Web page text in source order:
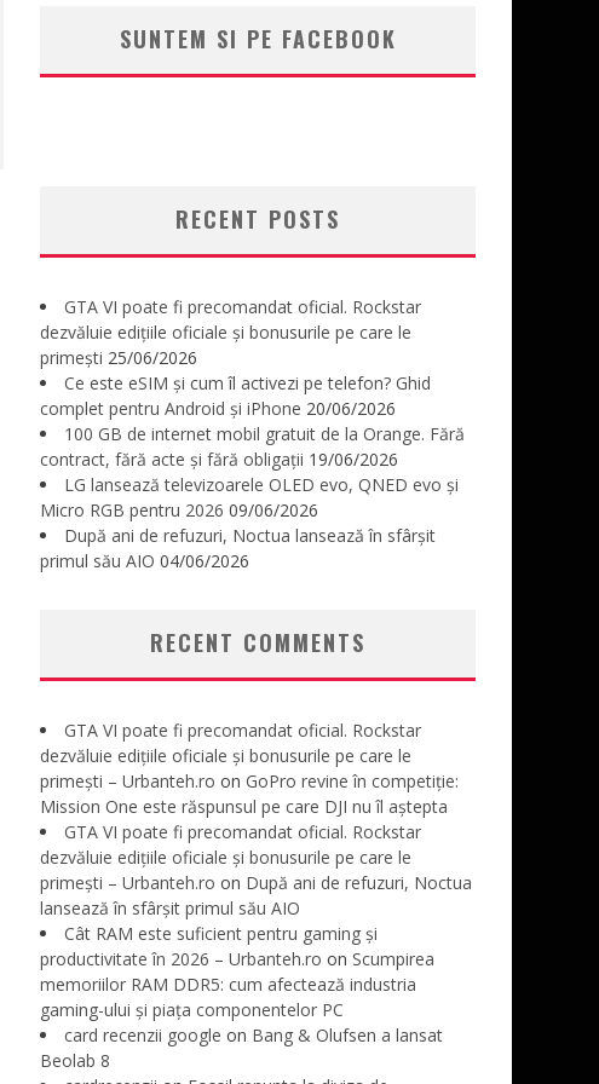
SUNTEM SI PE FACEBOOK
RECENT POSTS
GTA VI poate fi precomandat oficial. Rockstar
dezvăluie edițiile oficiale și bonusurile pe care le
primești 25/06/2026
Ce este eSIM și cum îl activezi pe telefon? Ghid
complet pentru Android și iPhone 20/06/2026
100 GB de internet mobil gratuit de la Orange. Fără
contract, fără acte și fără obligații 19/06/2026
LG lansează televizoarele OLED evo, QNED evo și
Micro RGB pentru 2026 09/06/2026
După ani de refuzuri, Noctua lansează în sfârșit
primul său AIO 04/06/2026
RECENT COMMENTS
GTA VI poate fi precomandat oficial. Rockstar
dezvăluie edițiile oficiale și bonusurile pe care le
primești – Urbanteh.ro on GoPro revine în competiție:
Mission One este răspunsul pe care DJI nu îl aștepta
GTA VI poate fi precomandat oficial. Rockstar
dezvăluie edițiile oficiale și bonusurile pe care le
primești – Urbanteh.ro on După ani de refuzuri, Noctua
lansează în sfârșit primul său AIO
Cât RAM este suficient pentru gaming și
productivitate în 2026 – Urbanteh.ro on Scumpirea
memoriilor RAM DDR5: cum afectează industria
gaming-ului și piața componentelor PC
card recenzii google on Bang & Olufsen a lansat
Beolab 8